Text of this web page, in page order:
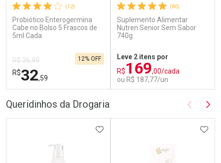
(12)
Probiótico Enterogermina
Cabe no Bolso 5 Frascos de
5ml Cada
R$ 36,99
R$32,59
12% OFF
(80)
Suplemento Alimentar
Nutren Senior Sem Sabor
740g
Leve 2 itens por
R$169,00/cada
ou R$ 187,77/un
Queridinhos da Drogaria Imagem
ADICIONAR AOS FAVORITOS